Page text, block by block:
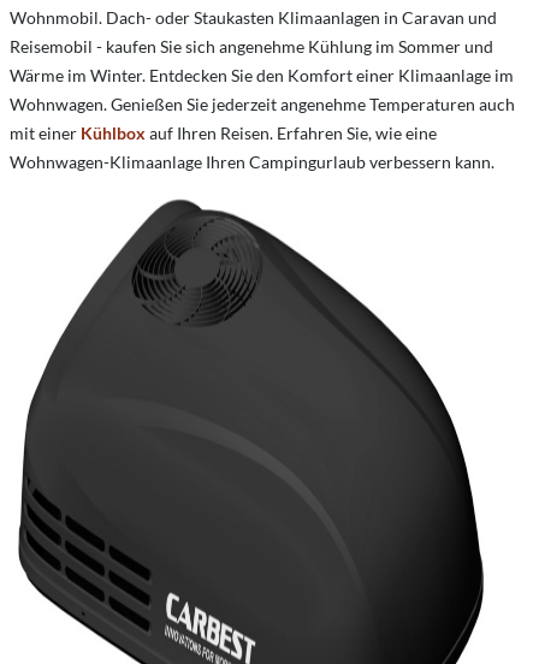
Wohnmobil. Dach- oder Staukasten Klimaanlagen in Caravan und
Reisemobil - kaufen Sie sich angenehme Kühlung im Sommer und
Wärme im Winter. Entdecken Sie den Komfort einer Klimaanlage im
Wohnwagen. Genießen Sie jederzeit angenehme Temperaturen auch
mit einer Kühlbox auf Ihren Reisen. Erfahren Sie, wie eine
Wohnwagen-Klimaanlage Ihren Campingurlaub verbessern kann.